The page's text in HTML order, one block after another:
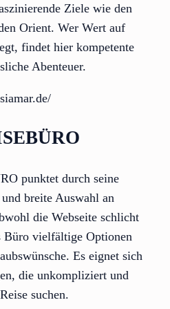
Ziele wie den
Orient. Wer Wert auf
findet hier kompetente
Abenteuer.
punktet durch seine
breite Auswahl an
die Webseite schlicht
Büro vielfältige Optionen
Es eignet sich
die unkompliziert und
suchen.